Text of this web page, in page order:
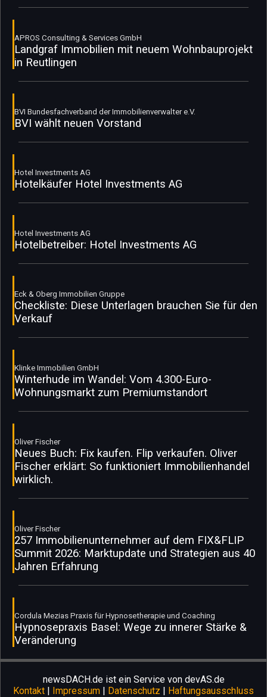
APROS Consulting & Services GmbH
Landgraf Immobilien mit neuem Wohnbauprojekt
in Reutlingen
BVI Bundesfachverband der Immobilienverwalter e.V.
BVI wählt neuen Vorstand
Hotel Investments AG
Hotelkäufer Hotel Investments AG
Hotel Investments AG
Hotelbetreiber: Hotel Investments AG
Eck & Oberg Immobilien Gruppe
Checkliste: Diese Unterlagen brauchen Sie für den
Verkauf
Klinke Immobilien GmbH
Winterhude im Wandel: Vom 4.300-Euro-
Wohnungsmarkt zum Premiumstandort
Oliver Fischer
Neues Buch: Fix kaufen. Flip verkaufen. Oliver
Fischer erklärt: So funktioniert Immobilienhandel
wirklich.
Oliver Fischer
257 Immobilienunternehmer auf dem FIX&FLIP
Summit 2026: Marktupdate und Strategien aus 40
Jahren Erfahrung
Cordula Mezias Praxis für Hypnosetherapie und Coaching
Hypnosepraxis Basel: Wege zu innerer Stärke &
Veränderung
newsDACH.de ist ein Service von devAS.de
Kontakt
Impressum Datenschutz
Haftungsausschluss